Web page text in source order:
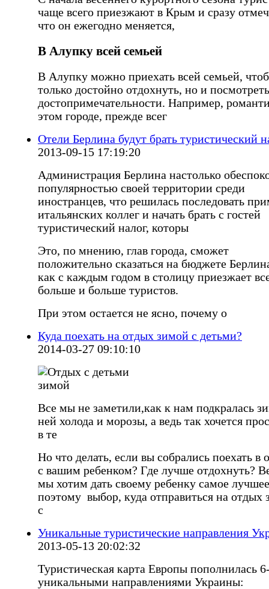
чаще всего приезжают в Крым и сразу
что он ежегодно меняется,
В Алупку всей семьей
В Алупку можно приехать всей семьей,
только достойно отдохнуть, но и посмотреть
достопримечательности. Например,
этом городе, прежде всег
Отели Берлина будут брать туристический
2013-09-15 17:19:20
Администрация Берлина настолько
популярностью своей территории среди
иностранцев, что решилась последовать
итальянских коллег и начать брать с гостей
туристический налог, которы
Это, по мнению, глав города, сможет
положительно сказаться на бюджете
как с каждым годом в столицу приезжает
больше и больше туристов.
При этом остается не ясно, почему о
Куда поехать на отдых зимой с детьми?
2014-03-27 09:10:10
Все мы не заметили,как к нам подкралась
ней холода и морозы, а ведь так хочется
в те
Но что делать, если вы собрались поехать в
с вашим ребенком? Где лучше отдохнуть?
мы хотим дать своему ребенку самое
поэтому выбор, куда отправиться на отдых
с
Уникальные туристические направления
2013-05-13 20:02:32
Туристическая карта Европы пополнилась
уникальными направлениями Украины: